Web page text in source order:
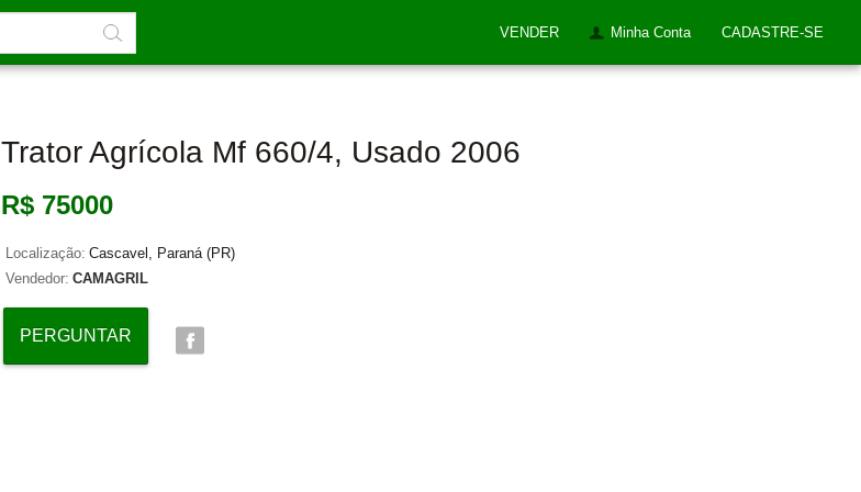
VENDER Minha Conta CADASTRE-SE
Trator Agrícola Mf 660/4, Usado 2006
R$ 75000
Localização: Cascavel, Paraná (PR)
Vendedor: CAMAGRIL
PERGUNTAR